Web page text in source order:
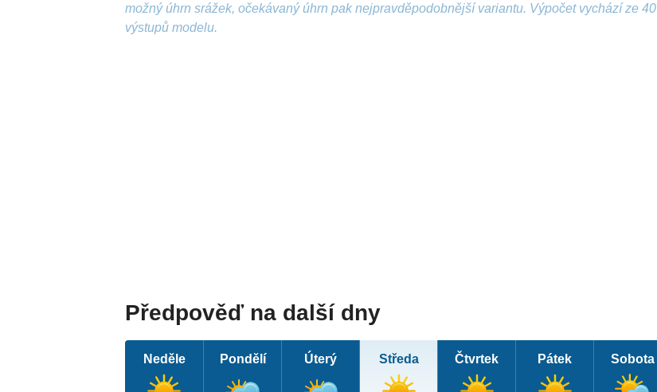
možný úhrn srážek, očekávaný úhrn pak nejpravděpodobnější variantu. Výpočet vychází ze 40
výstupů modelu.
Předpověď na další dny
Neděle Pondělí Úterý Středa Čtvrtek Pátek Sobota